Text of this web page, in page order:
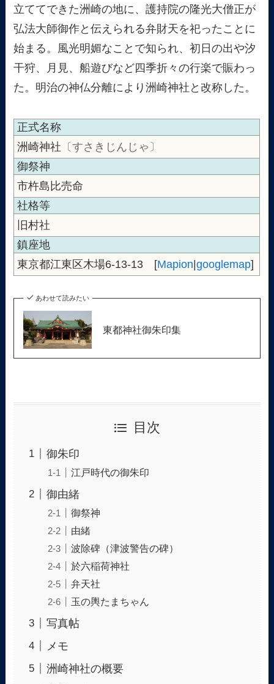
立ててできた洲崎の地に、護持院の隆光大僧正が
弘法大師御作と伝えられる弁財天を祀ったことに
始まる。風光明媚なことで知られ、初日の出や汐
干狩、月見、船遊びなど四季折々の行楽で賑わっ
た。明治の神仏分離により洲崎神社と改称した。
正式名称
洲崎神社 〔すさきじんじゃ〕
御祭神
市杵島比売命
社格等
旧村社
鎮座地
東京都江東区木場6-13-13 [Mapion|googlemap]
あわせて読みたい
東都神社御朱印集
目次
御朱印
江戸時代の御朱印
御由緒
御祭神
由緒
波除碑（津波警告の碑）
於六稲荷神社
弁天社
玉の輿たまちゃん
写真帖
メモ
洲崎神社の概要